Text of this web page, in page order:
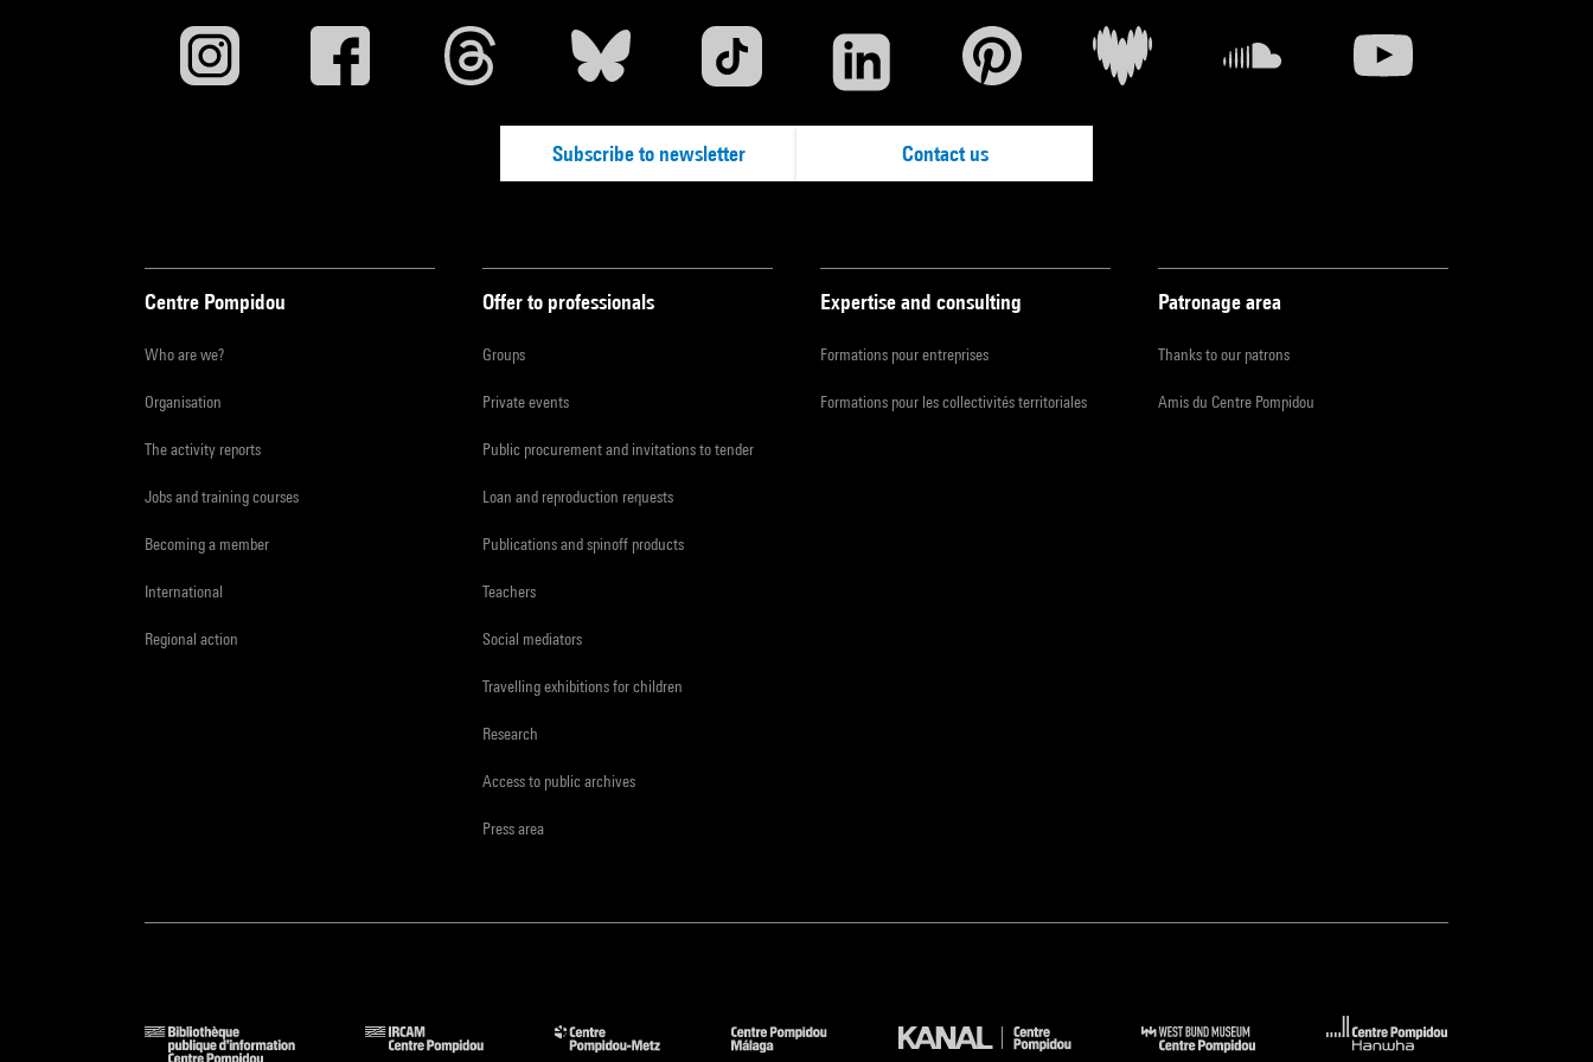
Subscribe to newsletter Contact us
Centre Pompidou
Who are we?
Organisation
The activity reports
Jobs and training courses
Becoming a member
International
Regional action
Offer to professionals
Groups
Private events
Public procurement and invitations to tender
Loan and reproduction requests
Publications and spinoff products
Teachers
Social mediators
Travelling exhibitions for children
Research
Access to public archives
Press area
Expertise and consulting
Formations pour entreprises
Formations pour les collectivités territoriales
Patronage area
Thanks to our patrons
Amis du Centre Pompidou